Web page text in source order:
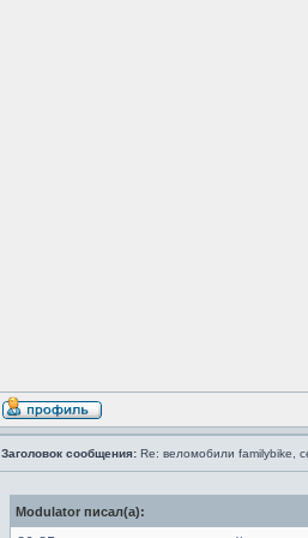
Заголовок сообщения: Re: веломобили familybike,
Modulator писал(а):